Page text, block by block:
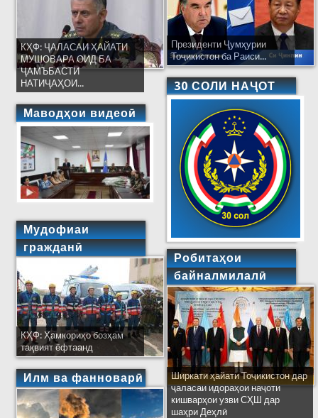
КҲФ: ҶАЛАСАИ ҲАЙАТИ
МУШОВАРА ОИД БА
ҶАМЪБАСТИ
НАТИҶАҲОИ...
Маводҳои видеоӣ
Мудофиаи
гражданӣ
КҲФ: Ҳамкориҳо бозҳам
тақвият ёфтаанд
Илм ва фанноварӣ
Президенти Ҷумҳурии
Тоҷикистон ба Раиси...
30 СОЛИ НАҶОТ
Робитаҳои
байналмилалӣ
Ширкати ҳайати Тоҷикистон дар
ҷаласаи идораҳои наҷоти
кишварҳои узви СҲШ дар
шаҳри Деҳлӣ